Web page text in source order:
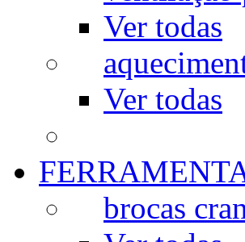
Ver todas
Ver todas
brocas